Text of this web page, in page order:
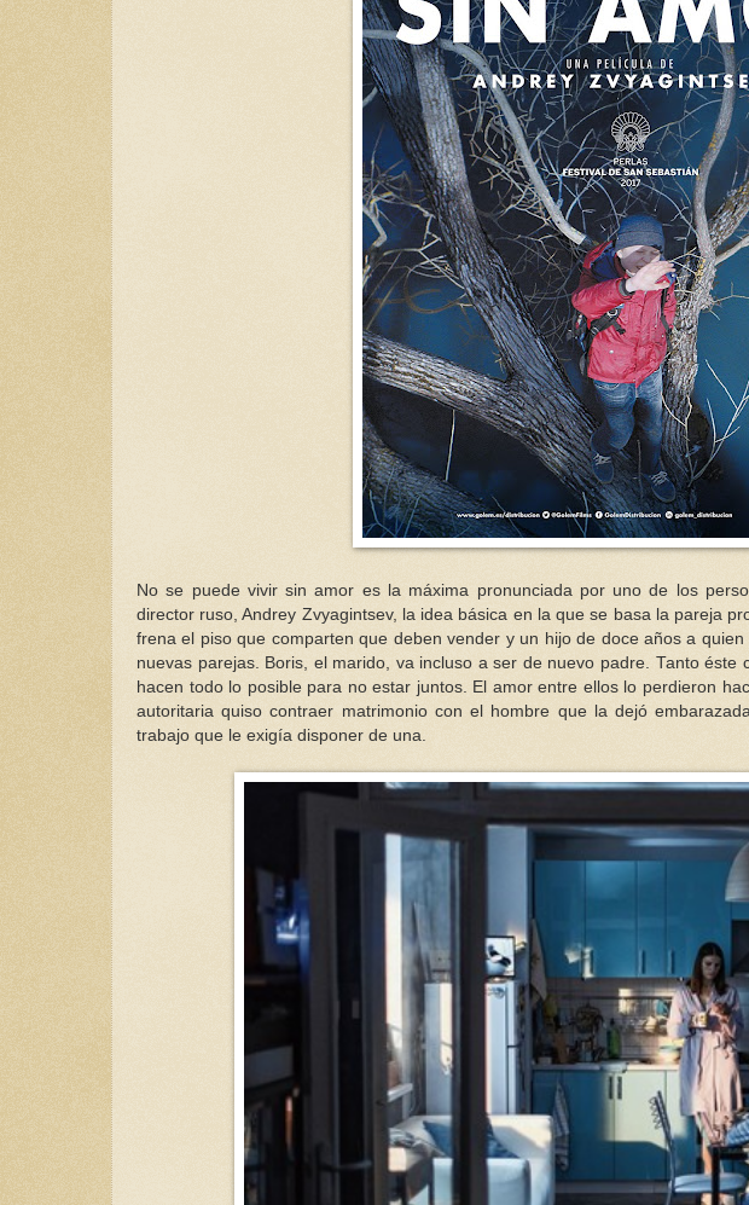
No se puede vivir sin amor es la máxima pronunciada por uno de los
director ruso, Andrey Zvyagintsev, la idea básica en la que se basa la pareja
frena el piso que comparten que deben vender y un hijo de doce años a
nuevas parejas. Boris, el marido, va incluso a ser de nuevo padre. Tanto
hacen todo lo posible para no estar juntos. El amor entre ellos lo perdieron
autoritaria quiso contraer matrimonio con el hombre que la dejó
trabajo que le exigía disponer de una.